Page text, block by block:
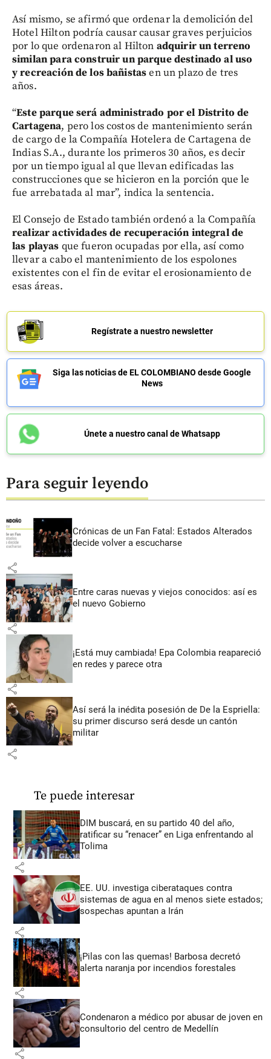
Así mismo, se afirmó que ordenar la demolición del
Hotel Hilton podría causar causar graves perjuicios
por lo que ordenaron al Hilton adquirir un terreno
similan para construir un parque destinado al uso
y recreación de los bañistasen un plazo de tres
años.
“Este parque será administrado por el Distrito de
Cartagena, pero los costos de mantenimiento serán
de cargo de la Compañía Hotelera de Cartagena de
Indias S.A., durante los primeros 30 años, es decir
por un tiempo igual al que llevan edificadas las
construcciones que se hicieron en la porción que le
fue arrebatada al mar”, indica la sentencia.
El Consejo de Estado también ordenó a la Compañía
realizar actividades de recuperación integral de
las playas que fueron ocupadas por ella, así como
llevar a cabo el mantenimiento de los espolones
existentes con el fin de evitar el erosionamiento de
esas áreas.
Regístrate a nuestro newsletter
Siga las noticias de EL COLOMBIANO desde Google
News
Únete a nuestro canal de Whatsapp
Para seguir leyendo
Crónicas de un Fan Fatal: Estados Alterados
decide volver a escucharse
share
Entre caras nuevas y viejos conocidos: así es
el nuevo Gobierno
share
¡Está muy cambiada! Epa Colombia reapareció
en redes y parece otra
share
Así será la inédita posesión de De la Espriella:
su primer discurso será desde un cantón
militar
share
Te puede interesar
DIM buscará, en su partido 40 del año,
ratificar su “renacer” en Liga enfrentando al
Tolima
share
EE. UU. investiga ciberataques contra
sistemas de agua en al menos siete estados;
sospechas apuntan a Irán
share
¡Pilas con las quemas! Barbosa decretó
alerta naranja por incendios forestales
share
Condenaron a médico por abusar de joven en
consultorio del centro de Medellín
share